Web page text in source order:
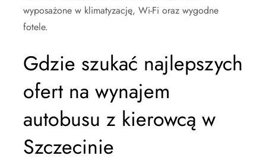
wyposażone w klimatyzację, Wi-Fi oraz wygodne
fotele.
Gdzie szukać najlepszych
ofert na wynajem
autobusu z kierowcą w
Szczecinie